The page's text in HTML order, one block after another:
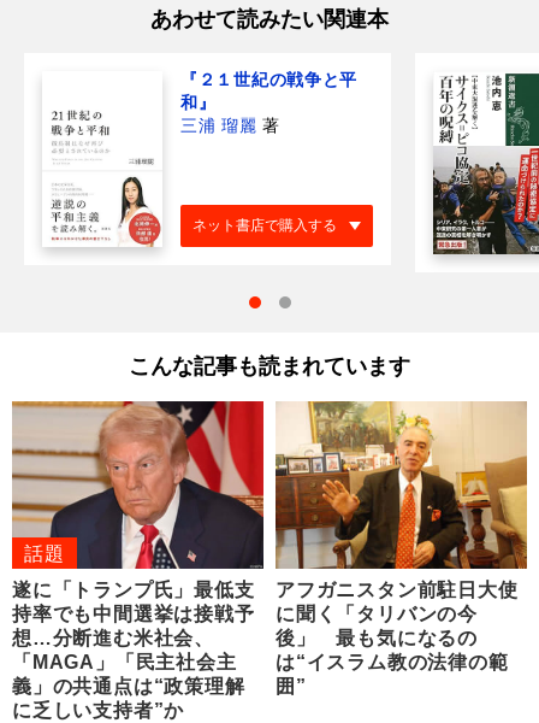
あわせて読みたい関連本
『２１世紀の戦争と平
和』
三浦 瑠麗 著
ネット書店で購入する
こんな記事も読まれています
話題
遂に「トランプ氏」最低支
持率でも中間選挙は接戦予
想…分断進む米社会、
「MAGA」「民主社会主
義」の共通点は“政策理解
に乏しい支持者”か
アフガニスタン前駐日大使
に聞く「タリバンの今
後」 最も気になるの
は“イスラム教の法律の範
囲”